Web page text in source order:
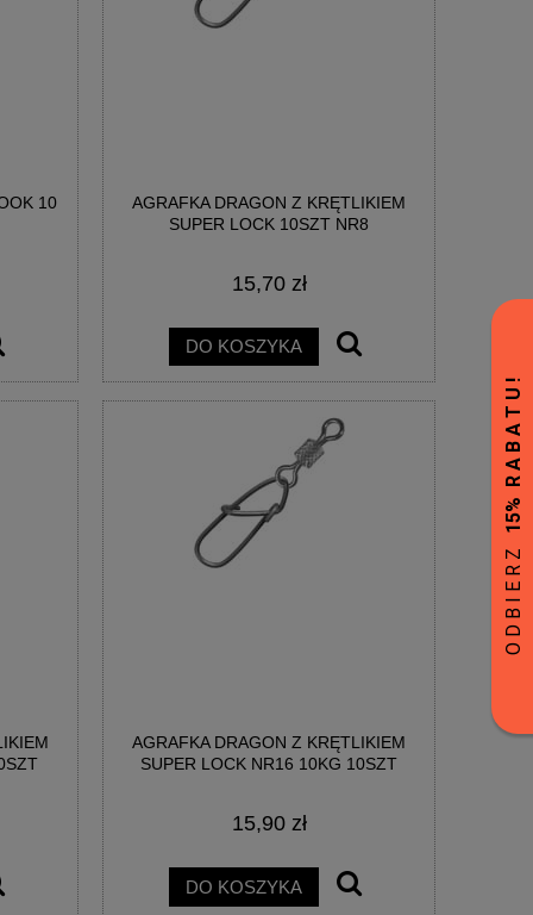
10
AGRAFKA DRAGON Z KRĘTLIKIEM
SUPER LOCK 10SZT NR8
15,70 zł
DO KOSZYKA
AGRAFKA DRAGON Z KRĘTLIKIEM
SUPER LOCK NR16 10KG 10SZT
15,90 zł
DO KOSZYKA